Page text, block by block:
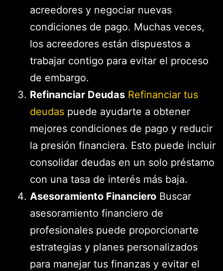
acreedores y negociar nuevas
condiciones de pago. Muchas veces,
los acreedores están dispuestos a
trabajar contigo para evitar el proceso
de embargo.
Refinanciar Deudas Refinanciar tus
deudas puede ayudarte a obtener
mejores condiciones de pago y reducir
la presión financiera. Esto puede incluir
consolidar deudas en un solo préstamo
con una tasa de interés más baja.
Asesoramiento Financiero Buscar
asesoramiento financiero de
profesionales puede proporcionarte
estrategias y planes personalizados
para manejar tus finanzas y evitar el